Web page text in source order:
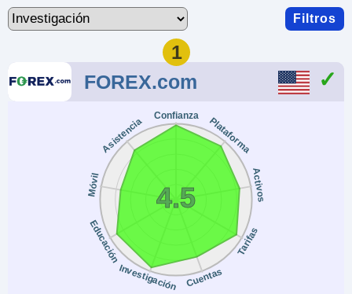
Filtros
1
FOREX.com
Confianza Plataforma
Activos
Tarifas
Cuentas
Investigación
Educación
Móvil
Asistencia
4.5